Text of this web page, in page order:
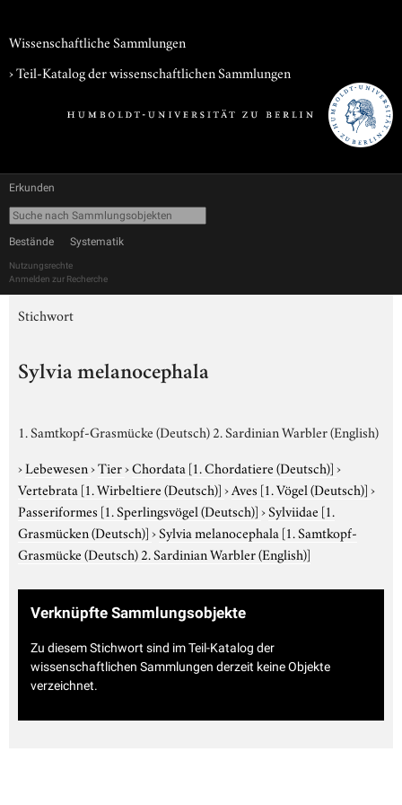
Wissenschaftliche Sammlungen
› Teil-Katalog der wissenschaftlichen Sammlungen
Erkunden
Bestände Systematik
Nutzungsrechte
Anmelden zur Recherche
Stichwort
Sylvia melanocephala
1. Samtkopf-Grasmücke (Deutsch) 2. Sardinian Warbler (English)
›Lebewesen›Tier›Chordata [1. Chordatiere (Deutsch)]›
Vertebrata [1. Wirbeltiere (Deutsch)]›Aves [1. Vögel (Deutsch)]›
Passeriformes [1. Sperlingsvögel (Deutsch)]›Sylviidae [1.
Grasmücken (Deutsch)]›Sylvia melanocephala [1. Samtkopf-
Grasmücke (Deutsch) 2. Sardinian Warbler (English)]
Verknüpfte Sammlungsobjekte
Zu diesem Stichwort sind im Teil-Katalog der
wissenschaftlichen Sammlungen derzeit keine Objekte
verzeichnet.